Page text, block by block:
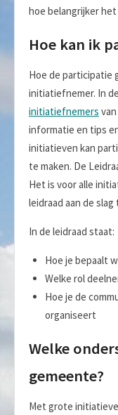
hoe belangrijker
Hoe kan ik
Hoe de participatie
initiatiefnemer. In de
initiatiefnemers
informatie en tips
initiatieven kan
te maken. De
Het is voor alle
leidraad aan de slag
In de leidraad staat:
Hoe je bepaalt
Welke rol
Hoe je de
organiseert
Welke
gemeente?
Met grote